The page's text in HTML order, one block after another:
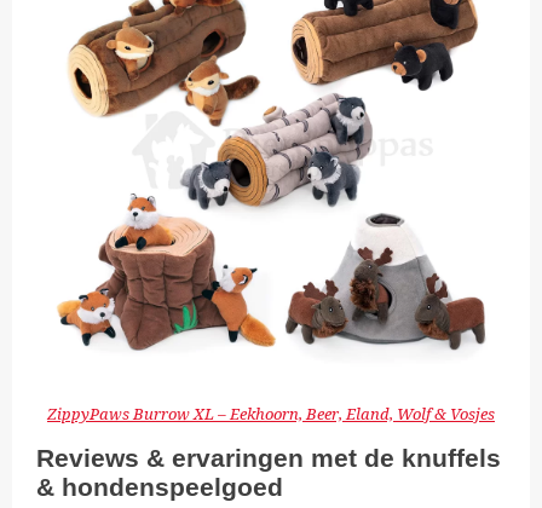
ZippyPaws Burrow XL – Eekhoorn, Beer, Eland, Wolf & Vosjes
Reviews & ervaringen met de knuffels
& hondenspeelgoed